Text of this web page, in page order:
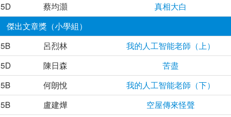
5D 蔡均灝
真相大白
傑出文章獎（小學組）
5B 呂烈林
我的人工智能老師（上）
5D 陳日森
苦盡
5B 何朗悅
我的人工智能老師（下）
5B 盧建燁
空屋傳來怪聲